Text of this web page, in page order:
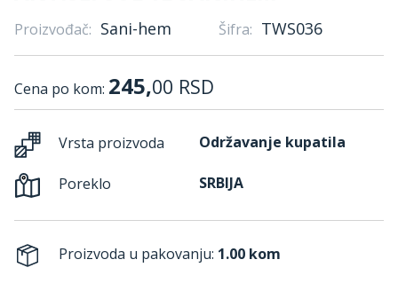
Proizvođač: Sani-hem Šifra: TWS036
Cena po kom: 245,00 RSD
Vrsta proizvoda Održavanje kupatila
Poreklo SRBIJA
Proizvoda u pakovanju: 1.00 kom